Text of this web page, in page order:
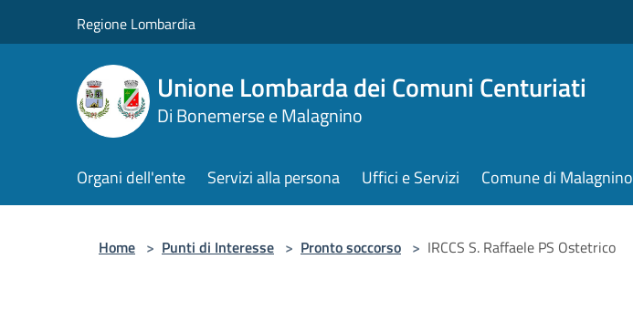
Regione Lombardia
Unione Lombarda dei Comuni Centuriati
Di Bonemerse e Malagnino
Organi dell'ente Servizi alla persona Uffici e Servizi Comune di Malagnino
Home > Punti di Interesse > Pronto soccorso > IRCCS S. Raffaele PS Ostetrico